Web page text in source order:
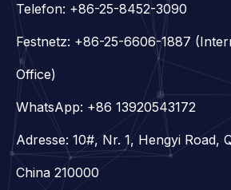
Telefon: +86-25-8452-3090
Festnetz: +86-25-6606-1887
Office)
WhatsApp: +86 13920543172
Adresse: 10#, Nr. 1, Hengyi Road,
China 210000